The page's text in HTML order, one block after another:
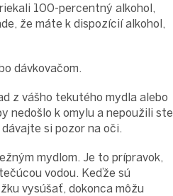
100-percentný alkohol,
že máte k dispozícií alkohol,
dávkovačom.
z vášho tekutého mydla alebo
nedošlo k omylu a nepoužili ste
si pozor na oči.
mydlom. Je to prípravok,
vodou. Keďže sú
vysúšať, dokonca môžu